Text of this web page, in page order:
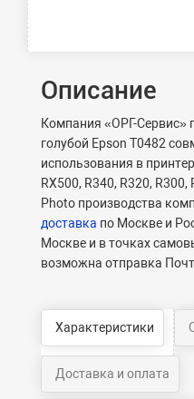
Описание
Компания «ОРГ-Сервис»
голубой Epson T0482
использования в
RX500, R340, R320,
Photo производства
доставка по Москве и
Москве и в точках
возможна отправка
Характеристики
Доставка и оплата